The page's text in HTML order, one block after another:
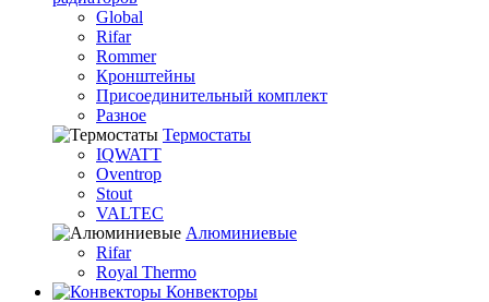
Global
Rifar
Rommer
Кронштейны
Присоединительный комплект
Разное
Термостаты
IQWATT
Oventrop
Stout
VALTEC
Алюминиевые
Rifar
Royal Thermo
Конвекторы